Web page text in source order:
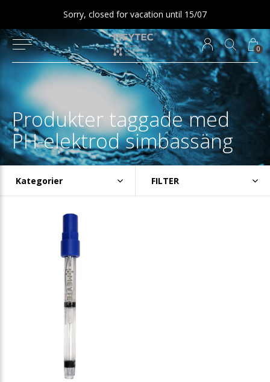
0
Sorry, closed for vacation until 15/07
Produkter taggade med
PH-elektrod simbassäng
Kategorier FILTER